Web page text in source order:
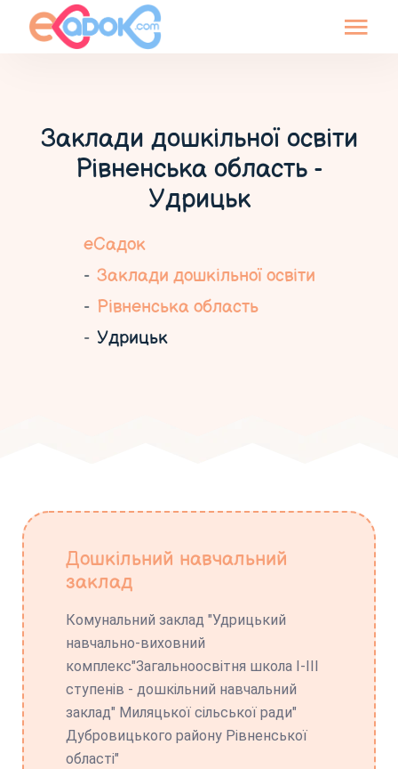
Заклади дошкільної освіти
Рівненська область -
Удрицьк
еСадок
Заклади дошкільної освіти
Рівненська область
Удрицьк
Дошкільний навчальний
заклад
Комунальний заклад "Удрицький
навчально-виховний
комплекс"Загальноосвітня школа І-ІІІ
ступенів - дошкільний навчальний
заклад" Миляцької сільської ради"
Дубровицького району Рівненської
області"